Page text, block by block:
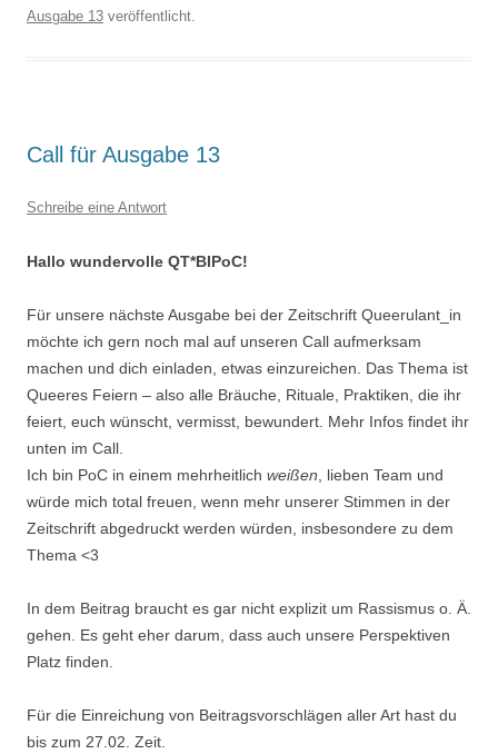
Ausgabe 13 veröffentlicht.
Call für Ausgabe 13
Schreibe eine Antwort
Hallo wundervolle QT*BIPoC!
Für unsere nächste Ausgabe bei der Zeitschrift Queerulant_in
möchte ich gern noch mal auf unseren Call aufmerksam
machen und dich einladen, etwas einzureichen. Das Thema ist
Queeres Feiern – also alle Bräuche, Rituale, Praktiken, die ihr
feiert, euch wünscht, vermisst, bewundert. Mehr Infos findet ihr
unten im Call.
Ich bin PoC in einem mehrheitlich weißen, lieben Team und
würde mich total freuen, wenn mehr unserer Stimmen in der
Zeitschrift abgedruckt werden würden, insbesondere zu dem
Thema <3
In dem Beitrag braucht es gar nicht explizit um Rassismus o. Ä.
gehen. Es geht eher darum, dass auch unsere Perspektiven
Platz finden.
Für die Einreichung von Beitragsvorschlägen aller Art hast du
bis zum 27.02. Zeit.